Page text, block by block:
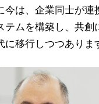
今は、企業同士が連
テムを構築し、共創
移行しつつありま